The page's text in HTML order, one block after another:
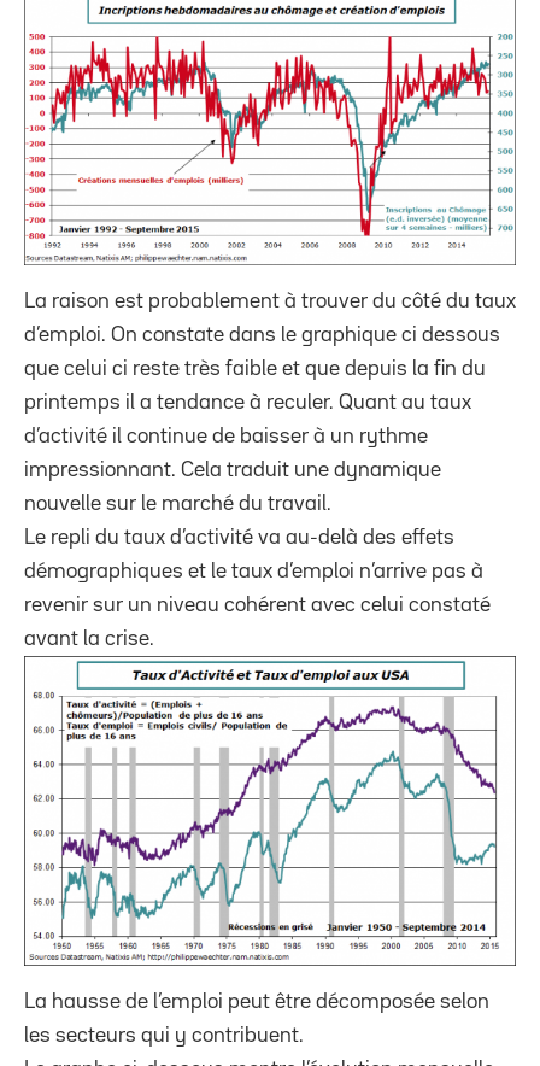
La raison est probablement à trouver du côté du taux
d’emploi. On constate dans le graphique ci dessous
que celui ci reste très faible et que depuis la fin du
printemps il a tendance à reculer. Quant au taux
d’activité il continue de baisser à un rythme
impressionnant. Cela traduit une dynamique
nouvelle sur le marché du travail.
Le repli du taux d’activité va au-delà des effets
démographiques et le taux d’emploi n’arrive pas à
revenir sur un niveau cohérent avec celui constaté
avant la crise.
La hausse de l’emploi peut être décomposée selon
les secteurs qui y contribuent.